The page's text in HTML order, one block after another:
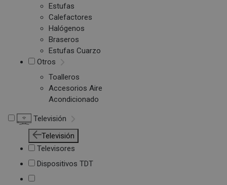
Estufas
Calefactores
Halógenos
Braseros
Estufas Cuarzo
Otros
Toalleros
Accesorios Aire
Acondicionado
Televisión
Televisión
Televisores
Dispositivos TDT